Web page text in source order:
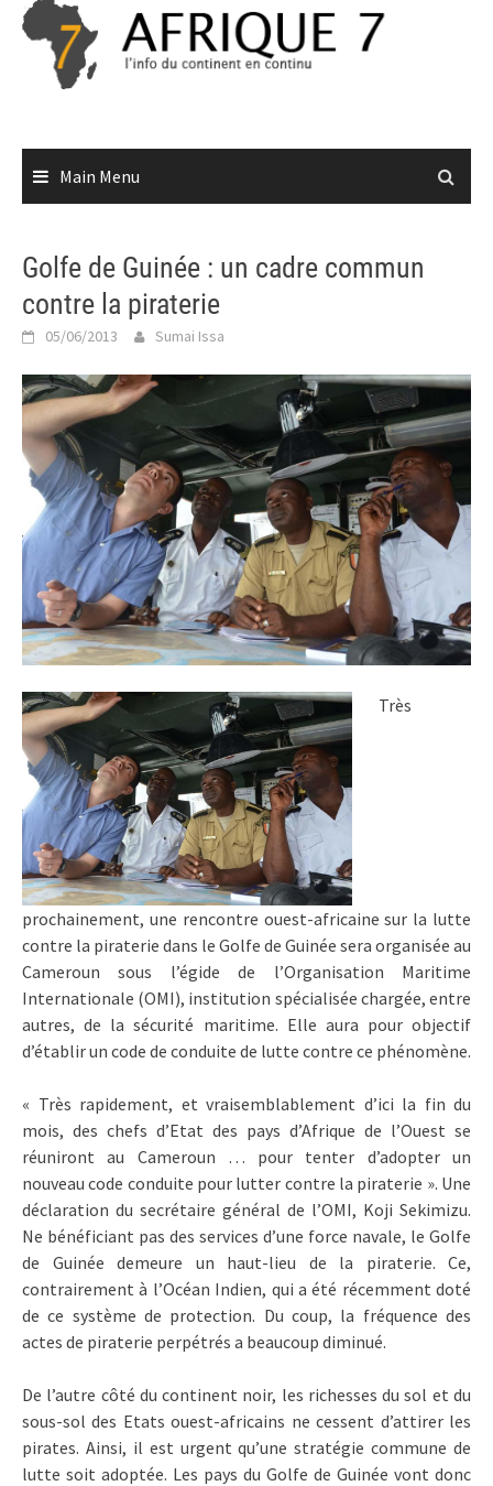
Skip
content
Main Menu
Golfe de Guinée : un cadre commun
contre la piraterie
05/06/2013 Sumai Issa
Très
prochainement, une rencontre ouest-africaine sur la lutte
contre la piraterie dans le Golfe de Guinée sera organisée au
Cameroun sous l’égide de l’Organisation Maritime
Internationale (OMI), institution spécialisée chargée, entre
autres, de la sécurité maritime. Elle aura pour objectif
d’établir un code de conduite de lutte contre ce phénomène.
« Très rapidement, et vraisemblablement d’ici la fin du
mois, des chefs d’Etat des pays d’Afrique de l’Ouest se
réuniront au Cameroun … pour tenter d’adopter un
nouveau code conduite pour lutter contre la piraterie ». Une
déclaration du secrétaire général de l’OMI, Koji Sekimizu.
Ne bénéficiant pas des services d’une force navale, le Golfe
de Guinée demeure un haut-lieu de la piraterie. Ce,
contrairement à l’Océan Indien, qui a été récemment doté
de ce système de protection. Du coup, la fréquence des
actes de piraterie perpétrés a beaucoup diminué.
De l’autre côté du continent noir, les richesses du sol et du
sous-sol des Etats ouest-africains ne cessent d’attirer les
pirates. Ainsi, il est urgent qu’une stratégie commune de
lutte soit adoptée. Les pays du Golfe de Guinée vont donc